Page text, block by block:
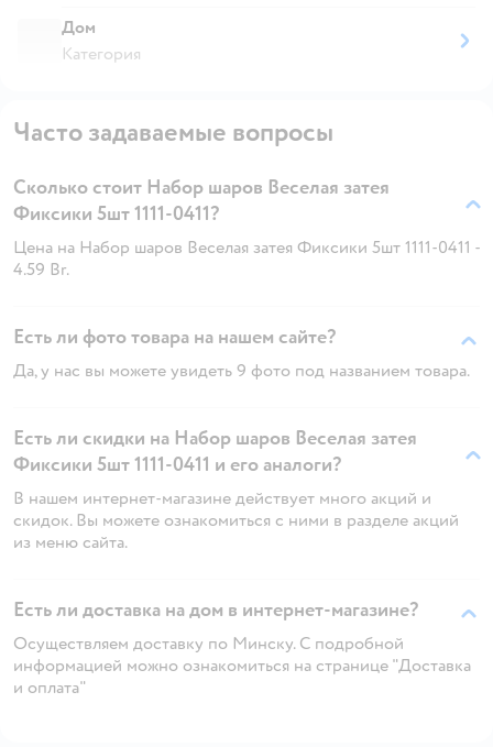
Дом
Категория
Часто задаваемые вопросы
Сколько стоит Набор шаров Веселая затея
Фиксики 5шт 1111-0411?
Цена на Набор шаров Веселая затея Фиксики 5шт 1111-0411 -
4.59 Br.
Есть ли фото товара на нашем сайте?
Да, у нас вы можете увидеть 9 фото под названием товара.
Есть ли скидки на Набор шаров Веселая затея
Фиксики 5шт 1111-0411 и его аналоги?
В нашем интернет-магазине действует много акций и
скидок. Вы можете ознакомиться с ними в разделе акций
из меню сайта.
Есть ли доставка на дом в интернет-магазине?
Осуществляем доставку по Минску. С подробной
информацией можно ознакомиться на странице "Доставка
и оплата"